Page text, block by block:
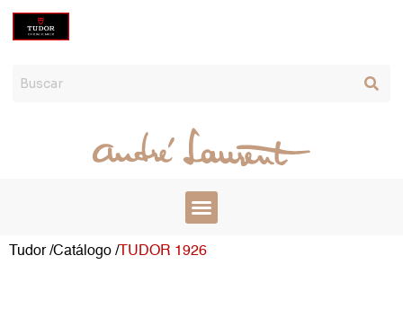
Tudor /Catálogo / TUDOR 1926